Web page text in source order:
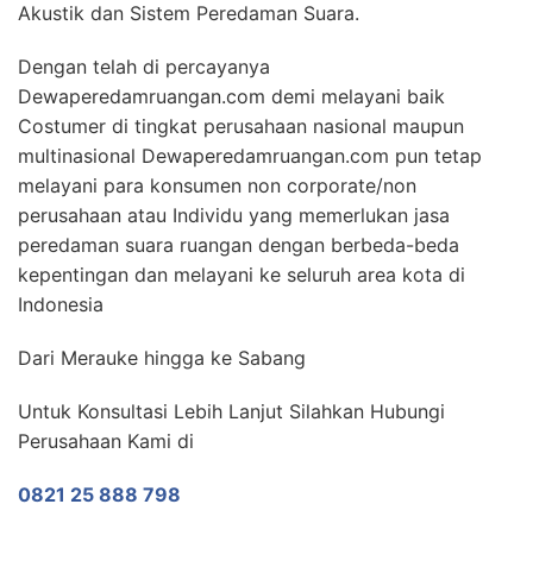
Akustik dan Sistem Peredaman Suara.
Dengan telah di percayanya
Dewaperedamruangan.com demi melayani baik
Costumer di tingkat perusahaan nasional maupun
multinasional Dewaperedamruangan.com pun tetap
melayani para konsumen non corporate/non
perusahaan atau Individu yang memerlukan jasa
peredaman suara ruangan dengan berbeda-beda
kepentingan dan melayani ke seluruh area kota di
Indonesia
Dari Merauke hingga ke Sabang
Untuk Konsultasi Lebih Lanjut Silahkan Hubungi
Perusahaan Kami di
0821 25 888 798